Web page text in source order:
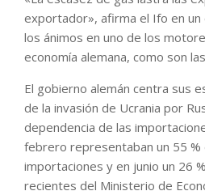
exportador», afirma el Ifo en un
los ánimos en uno de los
economía alemana, como son
El gobierno alemán centra sus
de la invasión de Ucrania por
dependencia de las
febrero representaban un 55 %
importaciones y en junio un 26
recientes del Ministerio de